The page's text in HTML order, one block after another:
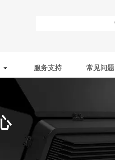
服务支持 常见问题